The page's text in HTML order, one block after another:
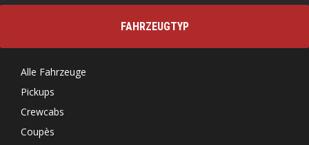
FAHRZEUGTYP
Alle Fahrzeuge
Pickups
Crewcabs
Coupès